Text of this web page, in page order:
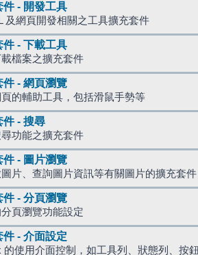
件 - 開發工具
及網頁開發相關之工具擴充套件
件 - 下載工具
檔案之擴充套件
件 - 網頁瀏覽
的輔助工具，包括滑鼠手勢等
件 - 搜尋
功能之擴充套件
件 - 圖片瀏覽
片、查詢圖片資訊等有關圖片的擴充套件
件 - 分頁瀏覽
頁瀏覽功能設定
件 - 介面設定
的使用介面控制，如工具列、狀態列、按